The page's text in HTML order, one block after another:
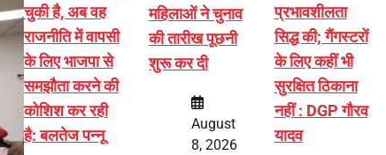
चुकी है, अब वह
राजनीति में वापसी
के लिए भाजपा से
समझौता करने की
कोशिश कर रही
है: बलतेज पन्नू
महिलाओं ने चुनाव
की तारीख पूछनी
शुरू कर दी
August
8, 2026
प्रभावशीलता
सिद्ध की; गैंगस्टरों
के लिए कहीं भी
सुरक्षित ठिकाना
नहीं : DGP गौरव
यादव